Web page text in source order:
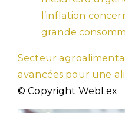
l’inflation
grande
Secteur
avancées pour une
© Copyright WebLex